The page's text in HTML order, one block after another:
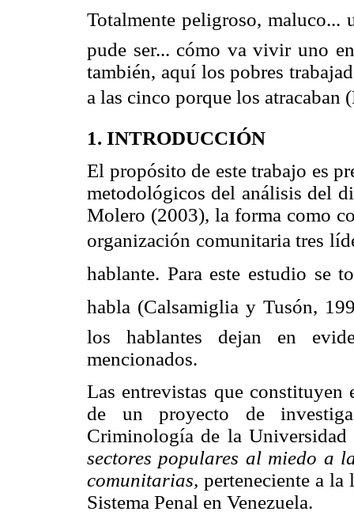
Totalmente peligroso,
pude ser... cómo va vivir uno
también, aquí los pobres
a las cinco porque los
1. INTRODUCCIÓN
El propósito de este trabajo es
metodológicos del análisis del
Molero (2003), la forma como
organización comunitaria tres
hablante. Para este estudio se
habla (Calsamiglia y Tusón,
los hablantes dejan en
mencionados.
Las entrevistas que
de un proyecto de
Criminología de la
sectores populares al miedo a
comunitarias, perteneciente a
Sistema Penal en Venezuela.